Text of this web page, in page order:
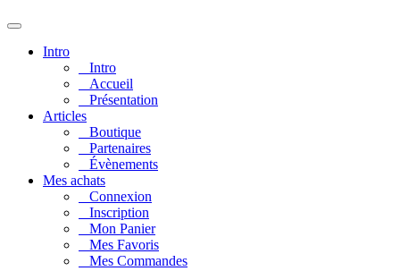
Intro
Intro
Accueil
Présentation
Articles
Boutique
Partenaires
Évènements
Mes achats
Connexion
Inscription
Mon Panier
Mes Favoris
Mes Commandes